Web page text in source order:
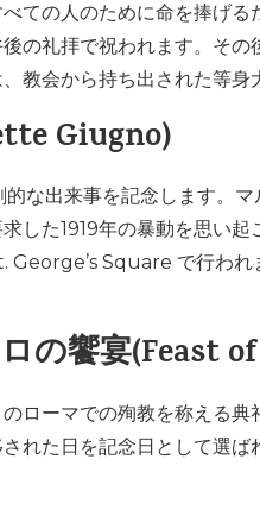
ての人のために命を捧げ
の礼拝で祝われます。そ
教会から持ち出された等身
Giugno)
的な出来事を記念します。
した1919年の暴動を思い
George’s Square で行わ
の饗宴(Feast
ローマでの殉教を称える
れた日を記念日として選